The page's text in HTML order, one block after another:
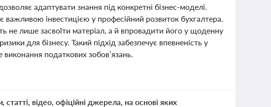
адаптувати знання під конкретні бізнес-моделі.
важливою інвестицією у професійний розвиток бухгалтера.
лише засвоїти матеріал, а й впровадити його у щоденну
для бізнесу. Такий підхід забезпечує впевненість у
виконання податкових зобов’язань.
відео, офіційні джерела, на основі яких